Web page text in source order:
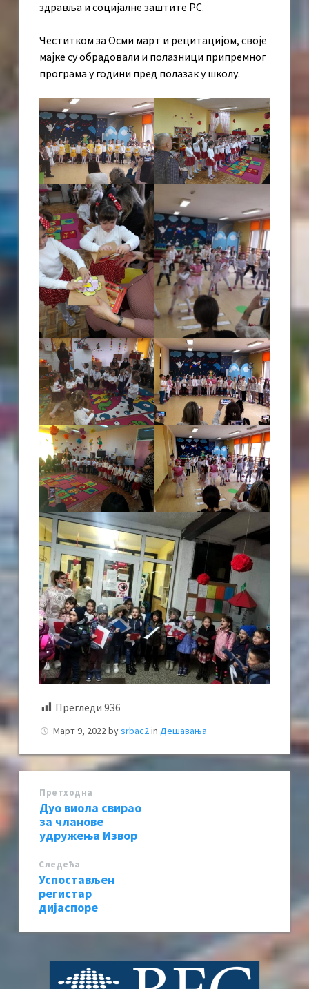
здравља и социјалне заштите РС.
Честитком за Осми март и рецитацијом, своје
мајке су обрадовали и полазници припремног
програма у години пред полазак у школу.
Прегледи 936
Март 9, 2022bysrbac2in Дешавања
Претходна
Дуо виола свирао
за чланове
удружења Извор
Следећa
Успостављен
регистар
дијаспоре